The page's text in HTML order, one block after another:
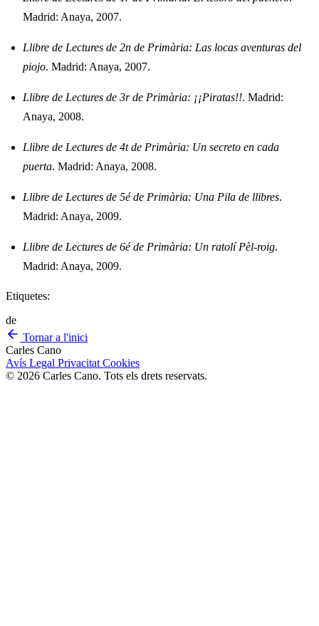
Madrid: Anaya, 2007.
Llibre de Lectures de 2n de Primària: Las locas aventuras del
piojo. Madrid: Anaya, 2007.
Llibre de Lectures de 3r de Primària: ¡¡Piratas!!. Madrid:
Anaya, 2008.
Llibre de Lectures de 4t de Primària: Un secreto en cada
puerta. Madrid: Anaya, 2008.
Llibre de Lectures de 5é de Primària: Una Pila de llibres.
Madrid: Anaya, 2009.
Llibre de Lectures de 6é de Primària: Un ratolí Pèl-roig.
Madrid: Anaya, 2009.
Etiquetes:
de
Tornar a l'inici
Carles Cano
Avís Legal Privacitat Cookies
© 2026 Carles Cano. Tots els drets reservats.